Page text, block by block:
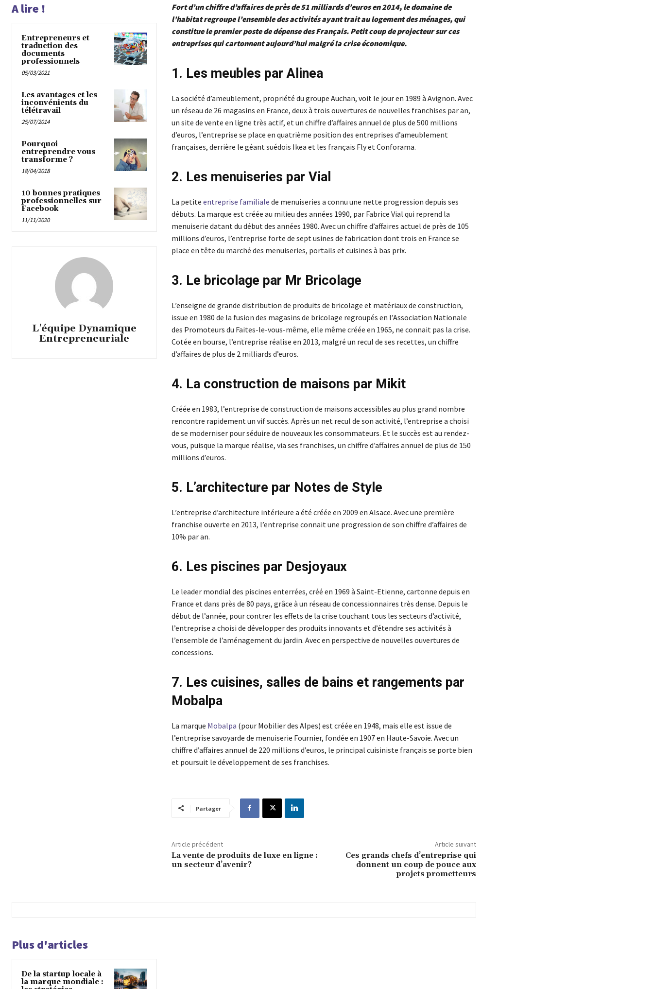
A lire !
Entrepreneurs et
traduction des
documents
professionnels
05/03/2021
Les avantages et les
inconvénients du
télétravail
25/07/2014
Pourquoi
entreprendre vous
transforme ?
18/04/2018
10 bonnes pratiques
professionnelles sur
Facebook
11/11/2020
L'équipe Dynamique
Entrepreneuriale
Fort d’un chiffre d’affaires de près de 51 milliards d’euros en 2014, le domaine de
l’habitat regroupe l’ensemble des activités ayant trait au logement des ménages, qui
constitue le premier poste de dépense des Français. Petit coup de projecteur sur ces
entreprises qui cartonnent aujourd’hui malgré la crise économique.
1. Les meubles par Alinea
La société d’ameublement, propriété du groupe Auchan, voit le jour en 1989 à Avignon. Avec
un réseau de 26 magasins en France, deux à trois ouvertures de nouvelles franchises par an,
un site de vente en ligne très actif, et un chiffre d’affaires annuel de plus de 500 millions
d’euros, l’entreprise se place en quatrième position des entreprises d’ameublement
françaises, derrière le géant suédois Ikea et les français Fly et Conforama.
2. Les menuiseries par Vial
La petite entreprise familiale de menuiseries a connu une nette progression depuis ses
débuts. La marque est créée au milieu des années 1990, par Fabrice Vial qui reprend la
menuiserie datant du début des années 1980. Avec un chiffre d’affaires actuel de près de 105
millions d’euros, l’entreprise forte de sept usines de fabrication dont trois en France se
place en tête du marché des menuiseries, portails et cuisines à bas prix.
3. Le bricolage par Mr Bricolage
L’enseigne de grande distribution de produits de bricolage et matériaux de construction,
issue en 1980 de la fusion des magasins de bricolage regroupés en l’Association Nationale
des Promoteurs du Faites-le-vous-même, elle même créée en 1965, ne connait pas la crise.
Cotée en bourse, l’entreprise réalise en 2013, malgré un recul de ses recettes, un chiffre
d’affaires de plus de 2 milliards d’euros.
4. La construction de maisons par Mikit
Créée en 1983, l’entreprise de construction de maisons accessibles au plus grand nombre
rencontre rapidement un vif succès. Après un net recul de son activité, l’entreprise a choisi
de se moderniser pour séduire de nouveaux les consommateurs. Et le succès est au rendez-
vous, puisque la marque réalise, via ses franchises, un chiffre d’affaires annuel de plus de 150
millions d’euros.
5. L’architecture par Notes de Style
L’entreprise d’architecture intérieure a été créée en 2009 en Alsace. Avec une première
franchise ouverte en 2013, l’entreprise connait une progression de son chiffre d’affaires de
10% par an.
6. Les piscines par Desjoyaux
Le leader mondial des piscines enterrées, créé en 1969 à Saint-Etienne, cartonne depuis en
France et dans près de 80 pays, grâce à un réseau de concessionnaires très dense. Depuis le
début de l’année, pour contrer les effets de la crise touchant tous les secteurs d’activité,
l’entreprise a choisi de développer des produits innovants et d’étendre ses activités à
l’ensemble de l’aménagement du jardin. Avec en perspective de nouvelles ouvertures de
concessions.
7. Les cuisines, salles de bains et rangements par
Mobalpa
La marque Mobalpa (pour Mobilier des Alpes) est créée en 1948, mais elle est issue de
l’entreprise savoyarde de menuiserie Fournier, fondée en 1907 en Haute-Savoie. Avec un
chiffre d’affaires annuel de 220 millions d’euros, le principal cuisiniste français se porte bien
et poursuit le développement de ses franchises.
Partager
Article précédent
La vente de produits de luxe en ligne :
un secteur d’avenir?
Article suivant
Ces grands chefs d’entreprise qui
donnent un coup de pouce aux
projets prometteurs
Plus d'articles
De la startup locale à
la marque mondiale :